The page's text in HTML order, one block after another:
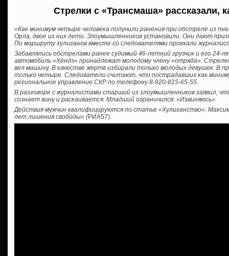
Стрелки с «Трансмаша» рассказали,
«Как минимум четыре человека получили ранения при обстреле из
Орла, двое из них дети. Злоумышленников установили. Они дают
По маршруту хулиганов вместе со следователями проехали
Забавлялись обстрелами ранее судимый 46-летний грузчик и его
автомобиль «Хёндэ» принадлежат молодому члену «отряда».
вел машину. В качестве жертв избирали только молодых девушек. В
только четыре. Следователи считают, что пострадавших как
региональное управление СКР по телефону 8-920-815-65-55.
В разговоре с журналистами старший из злоумышленников заявил,
сознает вину и раскаивается. Младший ограничился: «Извиняюсь».
Действия мужчин квалифицируются по статье «Хулиганство».
лет лишения свободы» (РИА57).